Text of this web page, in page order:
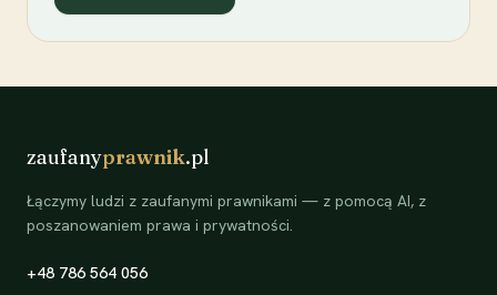
zaufanyprawnik.pl
Łączymy ludzi z zaufanymi prawnikami — z pomocą AI, z
poszanowaniem prawa i prywatności.
+48 786 564 056